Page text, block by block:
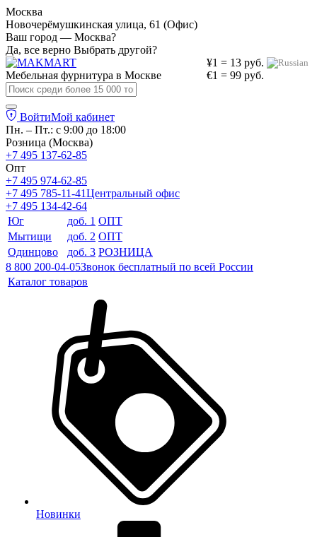
Москва
Новочерёмушкинская улица, 61 (Офис)
Ваш город — Москва?
Да, все верно Выбрать другой?
¥1 = 13 руб.
€1 = 99 руб.
Мебельная фурнитура в Москве
ВойтиМой кабинет
Пн. – Пт.: с 9:00 до 18:00
Розница (Москва)
+7 495 137-62-85
Опт
+7 495 974-62-85
+7 495 785-11-41Центральный офис
+7 495 134-42-64
Юг
доб. 1 ОПТ
Мытищи
доб. 2 ОПТ
Одинцово
доб. 3 РОЗНИЦА
8 800 200-04-05Звонок бесплатный по всей России
Каталог товаров
Новинки